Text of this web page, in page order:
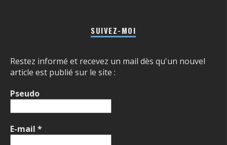
SUIVEZ-MOI
Restez informé et recevez un mail dès qu'un nouvel
article est publié sur le site :
Pseudo
E-mail *